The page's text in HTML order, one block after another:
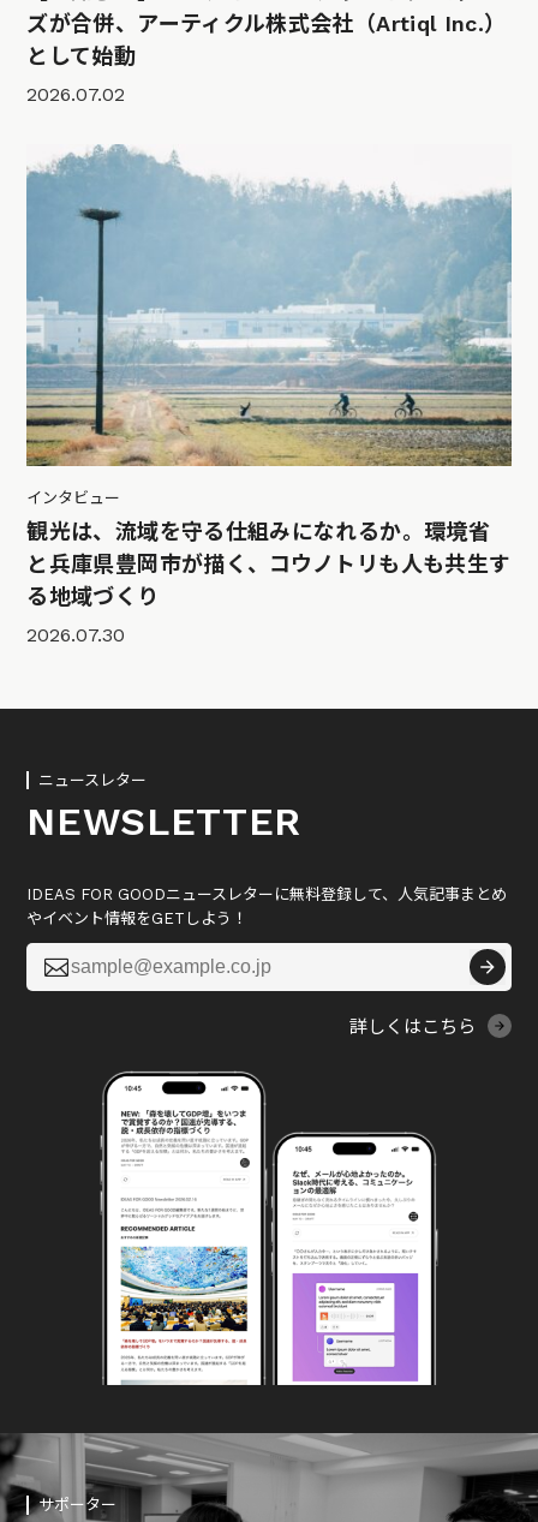
ズが合併、アーティクル株式会社（Artiql Inc.）
として始動
2026.07.02
インタビュー
観光は、流域を守る仕組みになれるか。環境省
と兵庫県豊岡市が描く、コウノトリも人も共生す
る地域づくり
2026.07.30
ニュースレター
NEWSLETTER
IDEAS FOR GOODニュースレターに無料登録して、人気記事まとめ
やイベント情報をGETしよう！

詳しくはこちら
サポーター